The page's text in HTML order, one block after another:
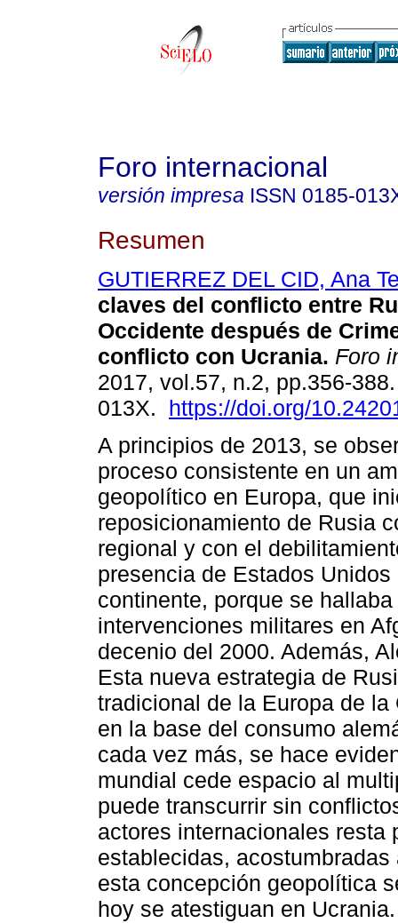
Foro internacional
versión impresa ISSN 0185-
Resumen
GUTIERREZ DEL CID, Ana
claves del conflicto entre
Occidente después de
conflicto con Ucrania. Foro
2017, vol.57, n.2, pp.356-
013X. https://doi.org/
A principios de 2013, se
proceso consistente en un
geopolítico en Europa, que
reposicionamiento de Rusia
regional y con el
presencia de Estados Unidos
continente, porque se
intervenciones militares en
decenio del 2000. Además,
Esta nueva estrategia de
tradicional de la Europa de
en la base del consumo
cada vez más, se hace
mundial cede espacio al
puede transcurrir sin
actores internacionales resta
establecidas,
esta concepción geopolítica
hoy se atestiguan en Ucrania.